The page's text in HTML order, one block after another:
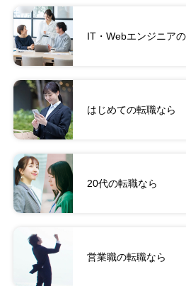
IT・Webエンジニア
はじめての転職なら
20代の転職なら
営業職の転職なら